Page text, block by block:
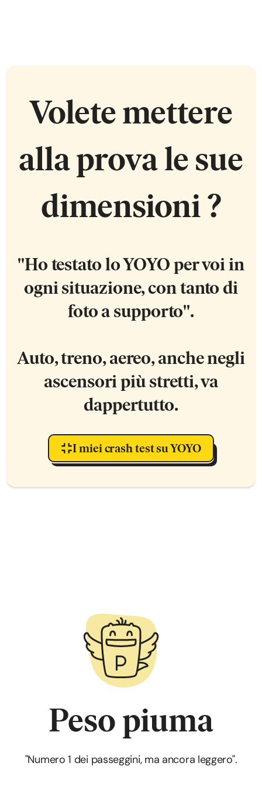
Volete mettere
alla prova le sue
dimensioni ?
"Ho testatolo YOYO per voi in
ogni situazione, con tanto di
foto a supporto".
Auto, treno, aereo, anche negli
ascensori più stretti, va
dappertutto.
I miei crash test su YOYO
Peso piuma
"Numero 1 dei passeggini, ma ancora leggero".